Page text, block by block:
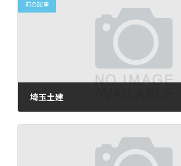
前の記事
埼玉土建